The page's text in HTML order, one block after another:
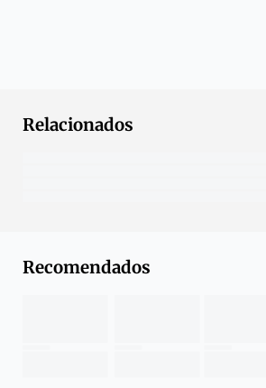
Relacionados
Recomendados